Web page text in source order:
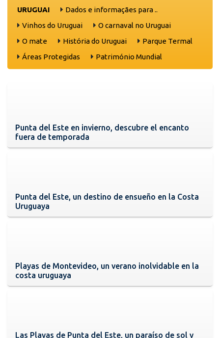
URUGUAI
Dados e informaçães para ..
Vinhos do Uruguai
O carnaval no Uruguai
O mate
História do Uruguai
Parque Termal
Áreas Protegidas
Património Mundial
Punta del Este en invierno, descubre el encanto
fuera de temporada
Punta del Este, un destino de ensueño en la Costa
Uruguaya
Playas de Montevideo, un verano inolvidable en la
costa uruguaya
Las Playas de Punta del Este, un paraíso de sol y